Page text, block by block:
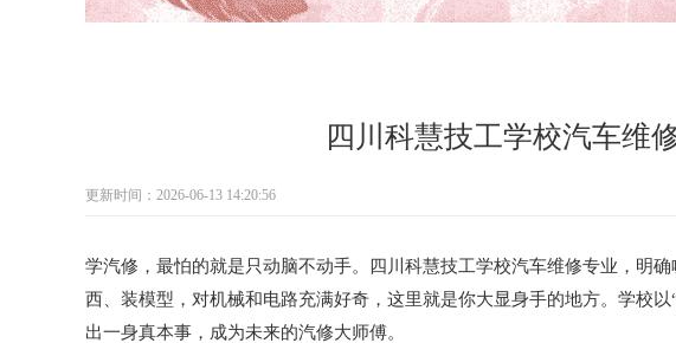
四川科慧技工学校汽车维
更新时间：2026-06-13 14:20:56
学汽修，最怕的就是只动脑不动手。四川科慧技工学校汽车维修专业，明
西、装模型，对机械和电路充满好奇，这里就是你大显身手的地方。学校
出一身真本事，成为未来的汽修大师傅。